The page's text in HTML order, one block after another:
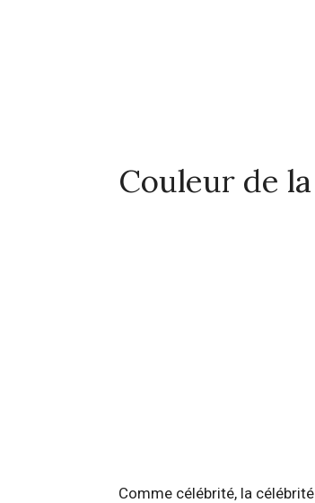
Couleur de
Comme célébrité, la